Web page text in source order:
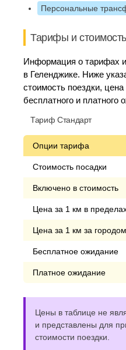
Персональные
Тарифы и
Информация о тарифах
в Геленджике. Ниже
стоимость поездки,
бесплатного и платного
Тариф Стандарт
Опции тарифа
Стоимость посадки
Включено в стоимость
Цена за 1 км в
Цена за 1 км за городом
Бесплатное ожидание
Платное ожидание
Цены в таблице не
и представлены для
стоимости поездки.